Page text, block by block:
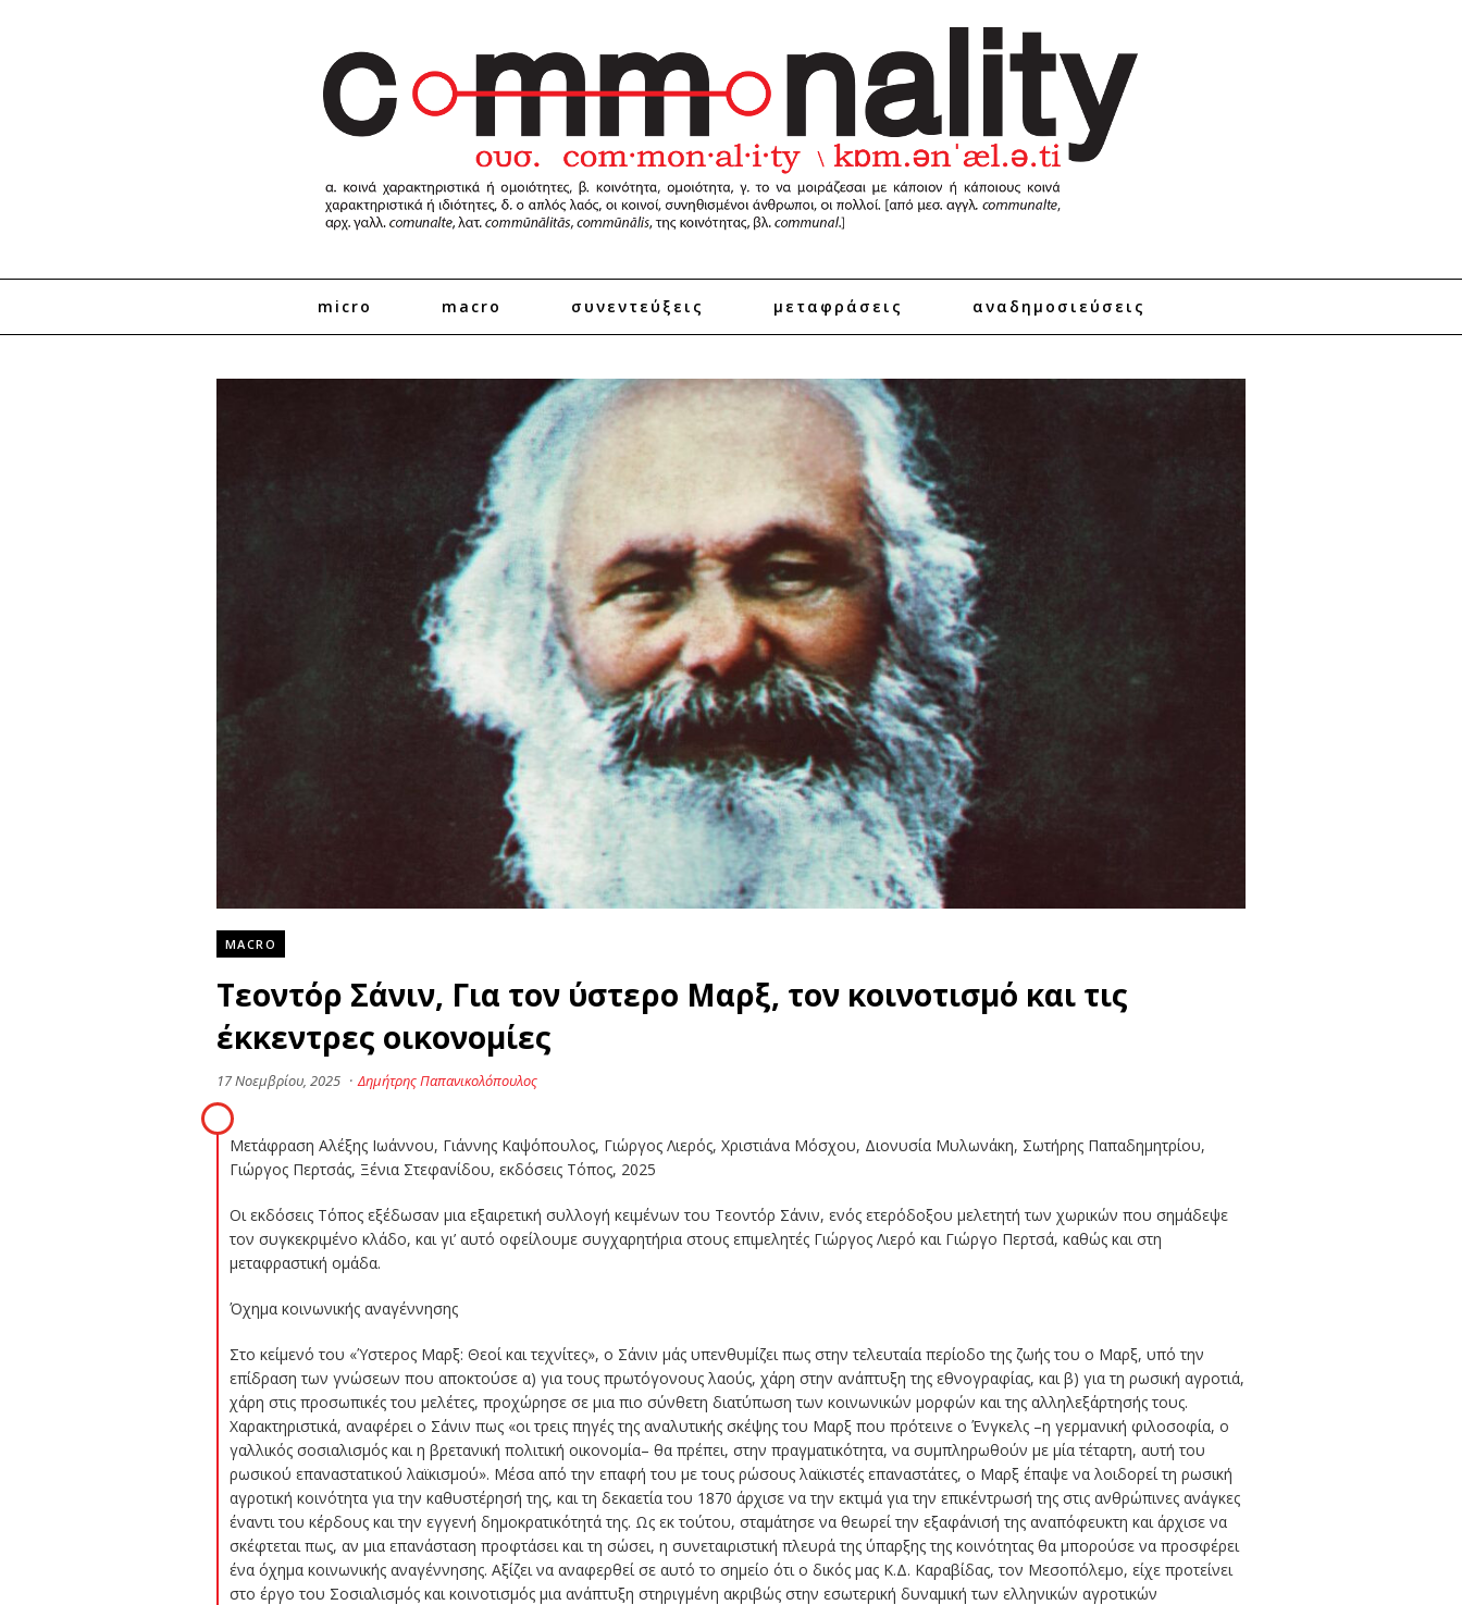
micro macro συνεντεύξεις μεταφράσεις αναδημοσιεύσεις
MACRO
Τεοντόρ Σάνιν, Για τον ύστερο Μαρξ, τον κοινοτισμό και τις
έκκεντρες οικονομίες
17 Νοεμβρίου, 2025 · Δημήτρης Παπανικολόπουλος
Μετάφραση Αλέξης Ιωάννου, Γιάννης Καψόπουλος, Γιώργος Λιερός, Χριστιάνα Μόσχου, Διονυσία Μυλωνάκη, Σωτήρης Παπαδημητρίου,
Γιώργος Περτσάς, Ξένια Στεφανίδου, εκδόσεις Τόπος, 2025
Οι εκδόσεις Τόπος εξέδωσαν μια εξαιρετική συλλογή κειμένων του Τεοντόρ Σάνιν, ενός ετερόδοξου μελετητή των χωρικών που σημάδεψε
τον συγκεκριμένο κλάδο, και γι’ αυτό οφείλουμε συγχαρητήρια στους επιμελητές Γιώργος Λιερό και Γιώργο Περτσά, καθώς και στη
μεταφραστική ομάδα.
Όχημα κοινωνικής αναγέννησης
Στο κείμενό του «Ύστερος Μαρξ: Θεοί και τεχνίτες», ο Σάνιν μάς υπενθυμίζει πως στην τελευταία περίοδο της ζωής του ο Μαρξ, υπό την
επίδραση των γνώσεων που αποκτούσε α) για τους πρωτόγονους λαούς, χάρη στην ανάπτυξη της εθνογραφίας, και β) για τη ρωσική αγροτιά,
χάρη στις προσωπικές του μελέτες, προχώρησε σε μια πιο σύνθετη διατύπωση των κοινωνικών μορφών και της αλληλεξάρτησής τους.
Χαρακτηριστικά, αναφέρει ο Σάνιν πως «οι τρεις πηγές της αναλυτικής σκέψης του Μαρξ που πρότεινε ο Ένγκελς –η γερμανική φιλοσοφία, ο
γαλλικός σοσιαλισμός και η βρετανική πολιτική οικονομία– θα πρέπει, στην πραγματικότητα, να συμπληρωθούν με μία τέταρτη, αυτή του
ρωσικού επαναστατικού λαϊκισμού». Μέσα από την επαφή του με τους ρώσους λαϊκιστές επαναστάτες, ο Μαρξ έπαψε να λοιδορεί τη ρωσική
αγροτική κοινότητα για την καθυστέρησή της, και τη δεκαετία του 1870 άρχισε να την εκτιμά για την επικέντρωσή της στις ανθρώπινες ανάγκες
έναντι του κέρδους και την εγγενή δημοκρατικότητά της. Ως εκ τούτου, σταμάτησε να θεωρεί την εξαφάνισή της αναπόφευκτη και άρχισε να
σκέφτεται πως, αν μια επανάσταση προφτάσει και τη σώσει, η συνεταιριστική πλευρά της ύπαρξης της κοινότητας θα μπορούσε να προσφέρει
ένα όχημα κοινωνικής αναγέννησης. Αξίζει να αναφερθεί σε αυτό το σημείο ότι ο δικός μας Κ.Δ. Καραβίδας, τον Μεσοπόλεμο, είχε προτείνει
στο έργο του Σοσιαλισμός και κοινοτισμός μια ανάπτυξη στηριγμένη ακριβώς στην εσωτερική δυναμική των ελληνικών αγροτικών